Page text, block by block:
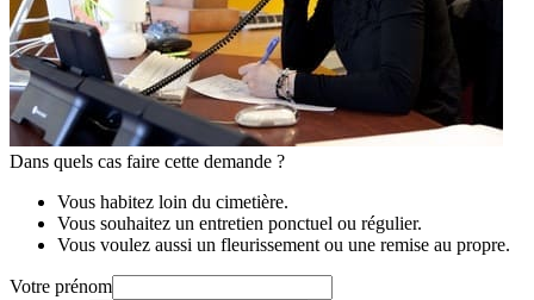
Dans quels cas faire cette demande ?
Vous habitez loin du cimetière.
Vous souhaitez un entretien ponctuel ou régulier.
Vous voulez aussi un fleurissement ou une remise au propre.
Votre prénom